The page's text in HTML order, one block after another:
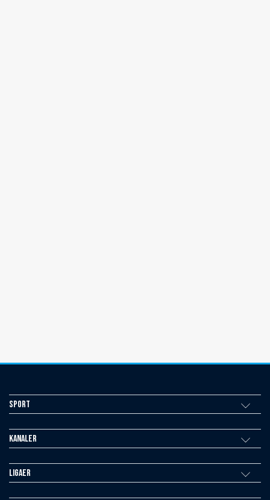
Sport
Kanaler
Ligaer